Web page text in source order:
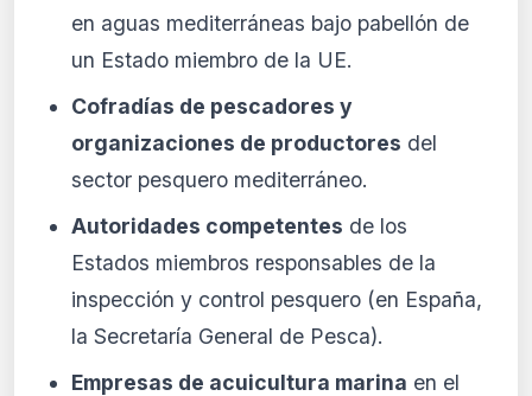
en aguas mediterráneas bajo pabellón de
un Estado miembro de la UE.
Cofradías de pescadores y
organizaciones de productores del
sector pesquero mediterráneo.
Autoridades competentes de los
Estados miembros responsables de la
inspección y control pesquero (en España,
la Secretaría General de Pesca).
Empresas de acuicultura marina en el